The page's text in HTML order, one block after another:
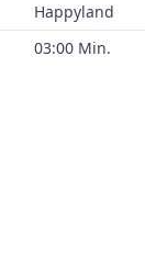
Happyland
03:00 Min.